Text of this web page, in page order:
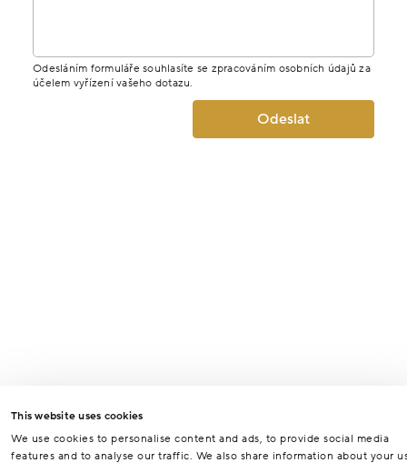
This website uses cookies
We use cookies to personalise content and ads, to provide social media
features and to analyse our traffic. We also share information about your
Odesláním formuláře souhlasíte se zpracováním osobních údajů za
účelem vyřízení vašeho dotazu.
Odeslat